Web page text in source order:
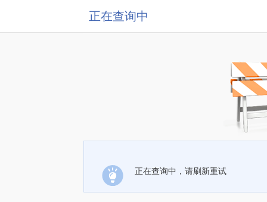
正在查询中
正在查询中，请刷新重试